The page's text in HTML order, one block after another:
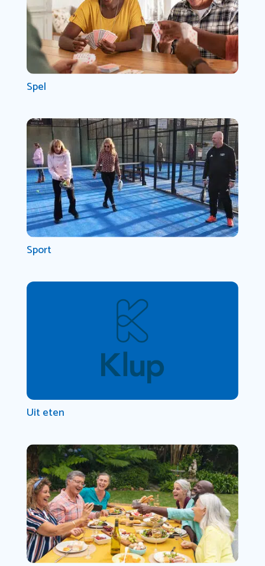
Spel
Sport
Uit eten